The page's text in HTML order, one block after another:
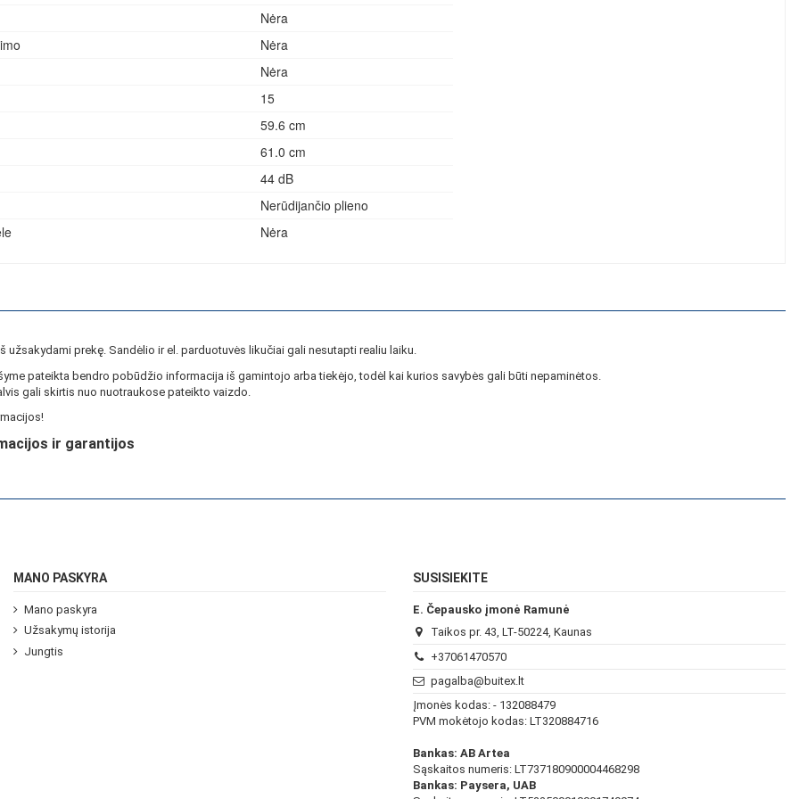
Nėra
Nėra
Nėra
15
59.6 cm
61.0 cm
44 dB
Nerūdijančio plieno
Nėra
užsakydami prekę. Sandėlio ir el. parduotuvės likučiai gali nesutapti realiu laiku.
pateikta bendro pobūdžio informacija iš gamintojo arba tiekėjo, todėl kai kurios savybės gali būti nepaminėtos.
gali skirtis nuo nuotraukose pateikto vaizdo.
ir garantijos
MANO PASKYRA
Mano paskyra
Užsakymų istorija
Jungtis
SUSISIEKITE
E. Čepausko įmonė Ramunė
Taikos pr. 43, LT-50224, Kaunas
+37061470570
pagalba@buitex.lt
Įmonės kodas: - 132088479
PVM mokėtojo kodas: LT320884716
Bankas: AB Artea
Sąskaitos numeris: LT737180900004468298
Bankas: Paysera, UAB